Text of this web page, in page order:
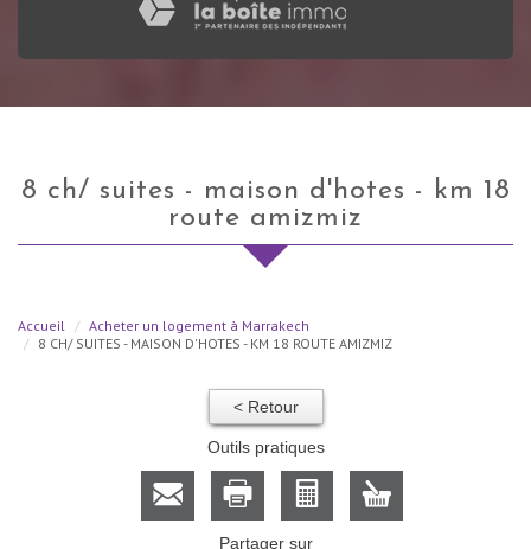
8 ch/ suites - maison d'hotes - km 18
route amizmiz
Accueil
Acheter un logement à Marrakech
8 CH/ SUITES - MAISON D'HOTES - KM 18 ROUTE AMIZMIZ
< Retour
Outils pratiques
Partager sur